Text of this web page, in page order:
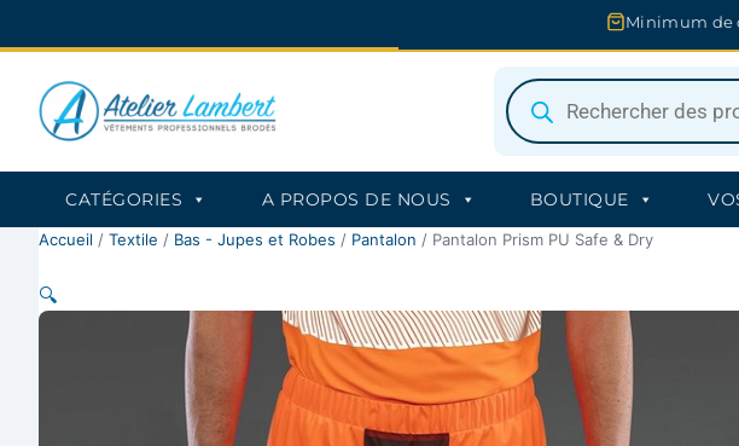
au
Minimum de
Recherche
de
produits
CATÉGORIES A PROPOS DE NOUS BOUTIQUE
Accueil / Textile / Bas - Jupes et Robes / Pantalon / Pantalon Prism PU Safe & Dry
🔍